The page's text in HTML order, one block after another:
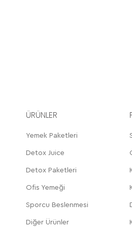
ÜRÜNLER
Yemek Paketleri
Detox Juice
Detox Paketleri
Ofis Yemeği
Sporcu Beslenmesi
Diğer Ürünler